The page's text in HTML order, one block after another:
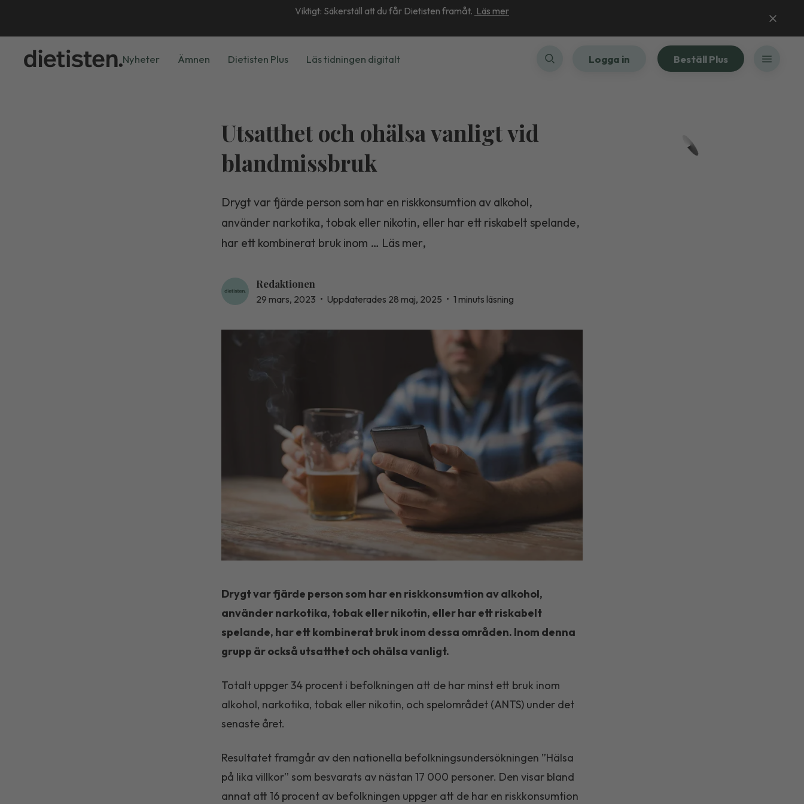
Viktigt: Säkerställ att du får Dietisten framåt. Läs mer
Nyheter Ämnen Dietisten Plus Läs tidningen digitalt Logga in Beställ Plus
Utsatthet och ohälsa vanligt vid
blandmissbruk
Drygt var fjärde person som har en riskkonsumtion av alkohol,
använder narkotika, tobak eller nikotin, eller har ett riskabelt spelande,
har ett kombinerat bruk inom … Läs mer,
Redaktionen
29 mars, 2023 • Uppdaterades 28 maj, 2025 • 1 minuts läsning
Drygt var fjärde person som har en riskkonsumtion av alkohol,
använder narkotika, tobak eller nikotin, eller har ett riskabelt
spelande, har ett kombinerat bruk inom dessa områden. Inom denna
grupp är också utsatthet och ohälsa vanligt.
Totalt uppger 34 procent i befolkningen att de har minst ett bruk inom
alkohol, narkotika, tobak eller nikotin, och spelområdet (ANTS) under det
senaste året.
Resultatet framgår av den nationella befolkningsundersökningen ”Hälsa
på lika villkor” som besvarats av nästan 17 000 personer. Den visar bland
annat att 16 procent av befolkningen uppger att de har en riskkonsumtion